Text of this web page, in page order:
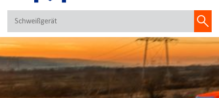
MEIN KONTO
Jetzt anmelden
NEU BEI FMOSER?
Jetzt registrieren